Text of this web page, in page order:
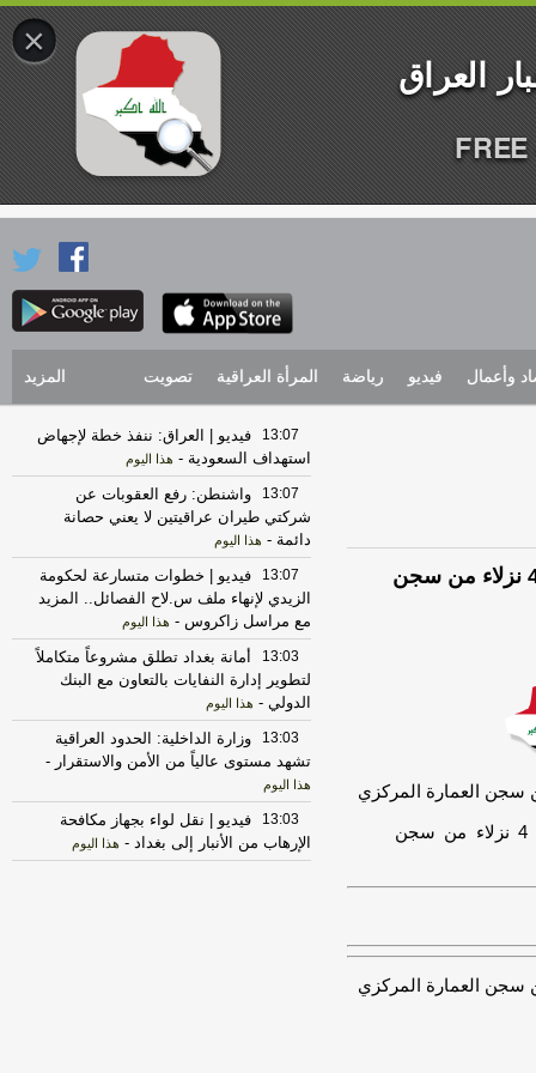
وأعمال فيديو رياضة المرأة العراقية تصويت المزيد
شرطة ميسان تنشر توضيحاً حول قضية هروب 4 نزلاء من سجن
شرطة ميسان تنشر توضيحاً حول قضية هروب 4 نزلاء من سجن
13:07
فيديو | العراق: ننفذ خطة لإجهاض
استهداف السعودية - هذا اليوم
13:07
واشنطن: رفع العقوبات عن
شركتي طيران عراقيتين لا يعني حصانة
دائمة - هذا اليوم
13:07
فيديو | خطوات متسارعة لحكومة
الزيدي لإنهاء ملف س.لاح الفصائل.. المزيد
مع مراسل زاكروس - هذا اليوم
13:03
أمانة بغداد تطلق مشروعاً متكاملاً
لتطوير إدارة النفايات بالتعاون مع البنك
الدولي - هذا اليوم
13:03
وزارة الداخلية: الحدود العراقية
تشهد مستوى عالياً من الأمن والاستقرار -
هذا اليوم
13:03
فيديو | نقل لواء بجهاز مكافحة
الإرهاب من الأنبار إلى بغداد - هذا اليوم
×